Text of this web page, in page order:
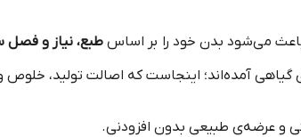
می‌شود بدن خود را بر اساس طبع، نیاز و فصل
آمده‌اند؛ اینجاست که اصالت تولید، خلوص
و عرضه‌ی طبیعی بدون افزودنی.